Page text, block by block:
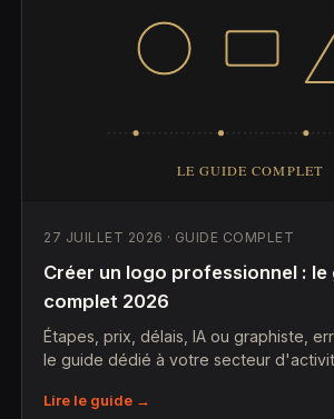
27 JUILLET 2026 · GUIDE COMPLET
Créer un logo professionnel : le
complet 2026
Étapes, prix, délais, IA ou graphiste,
le guide dédié à votre secteur
Lire le guide →